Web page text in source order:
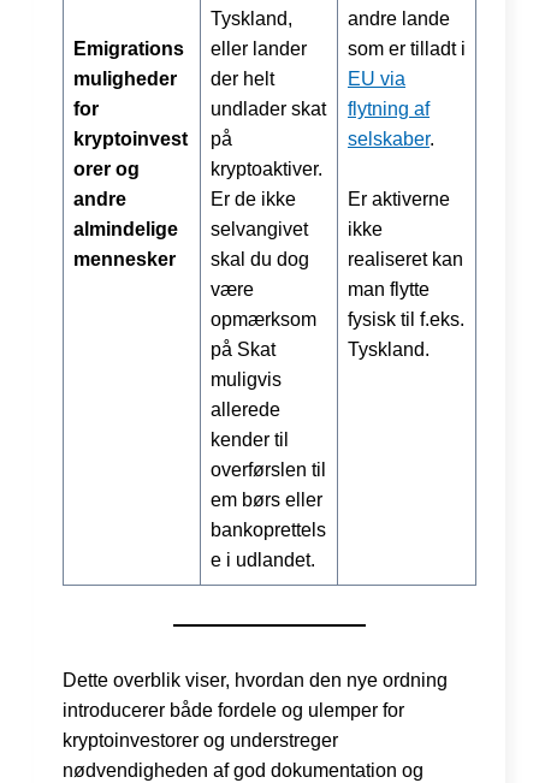
Emigrations
muligheder
for
kryptoinvest
orer og
andre
almindelige
mennesker
Tyskland,
eller lander
der helt
undlader skat
på
kryptoaktiver.
Er de ikke
selvangivet
skal du dog
være
opmærksom
på Skat
muligvis
allerede
kender til
overførslen til
em børs eller
bankoprettels
e i udlandet.
andre lande
som er tilladt i
EU via
flytning af
selskaber.
Er aktiverne
ikke
realiseret kan
man flytte
fysisk til f.eks.
Tyskland.
Dette overblik viser, hvordan den nye ordning
introducerer både fordele og ulemper for
kryptoinvestorer og understreger
nødvendigheden af god dokumentation og